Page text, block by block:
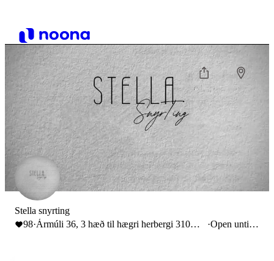
Stella snyrting
98·Ármúli 36, 3 hæð til hægri herbergi 310
·Open until